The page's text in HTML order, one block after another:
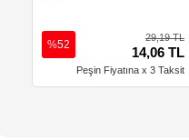
29,19 TL
14,06 TL
%52
Peşin Fiyatına x 3 Taksit